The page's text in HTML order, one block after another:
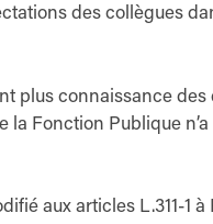
des collègues
plus connaissance
la Fonction Publique
aux articles L.311-1